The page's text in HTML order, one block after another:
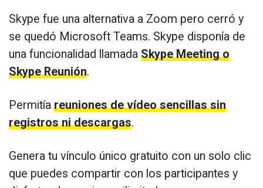
Skype fue una alternativa a Zoom pero cerró y
se quedó Microsoft Teams. Skype disponía de
una funcionalidad llamada Skype Meeting o
Skype Reunión.
Permitía reuniones de vídeo sencillas sin
registros ni descargas.
Genera tu vínculo único gratuito con un solo clic
que puedes compartir con los participantes y